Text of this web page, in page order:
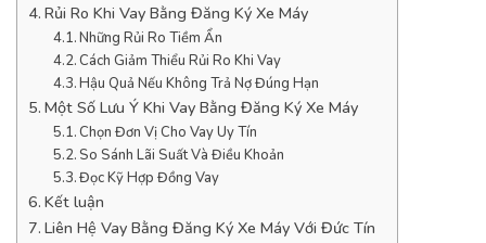
Rủi Ro Khi Vay Bằng Đăng Ký Xe Máy
Những Rủi Ro Tiềm Ẩn
Cách Giảm Thiểu Rủi Ro Khi Vay
Hậu Quả Nếu Không Trả Nợ Đúng Hạn
Một Số Lưu Ý Khi Vay Bằng Đăng Ký Xe Máy
Chọn Đơn Vị Cho Vay Uy Tín
So Sánh Lãi Suất Và Điều Khoản
Đọc Kỹ Hợp Đồng Vay
Kết luận
Liên Hệ Vay Bằng Đăng Ký Xe Máy Với Đức Tín